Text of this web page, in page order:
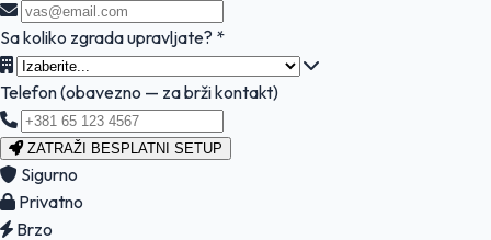
Sa koliko zgrada upravljate? *
Telefon(obavezno — za brži kontakt)
ZATRAŽI BESPLATNI SETUP
Sigurno
Privatno
Brzo